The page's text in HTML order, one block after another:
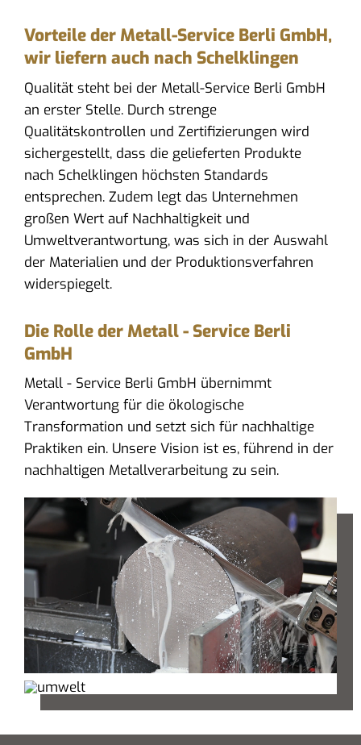
Vorteile der Metall-Service Berli GmbH,
wir liefern auch nach Schelklingen
Qualität steht bei der Metall-Service Berli GmbH
an erster Stelle. Durch strenge
Qualitätskontrollen und Zertifizierungen wird
sichergestellt, dass die gelieferten Produkte
nach Schelklingen höchsten Standards
entsprechen. Zudem legt das Unternehmen
großen Wert auf Nachhaltigkeit und
Umweltverantwortung, was sich in der Auswahl
der Materialien und der Produktionsverfahren
widerspiegelt.
Die Rolle der Metall - Service Berli
GmbH
Metall - Service Berli GmbH übernimmt
Verantwortung für die ökologische
Transformation und setzt sich für nachhaltige
Praktiken ein. Unsere Vision ist es, führend in der
nachhaltigen Metallverarbeitung zu sein.